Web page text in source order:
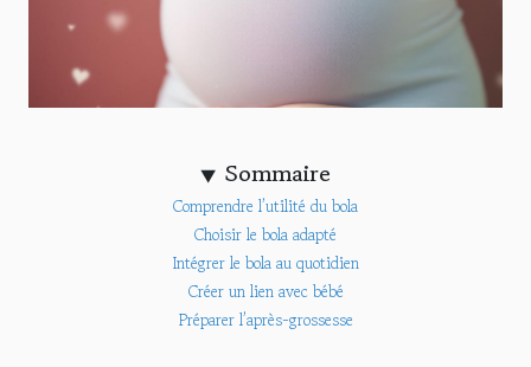
Sommaire
Comprendre l’utilité du bola
Choisir le bola adapté
Intégrer le bola au quotidien
Créer un lien avec bébé
Préparer l’après-grossesse